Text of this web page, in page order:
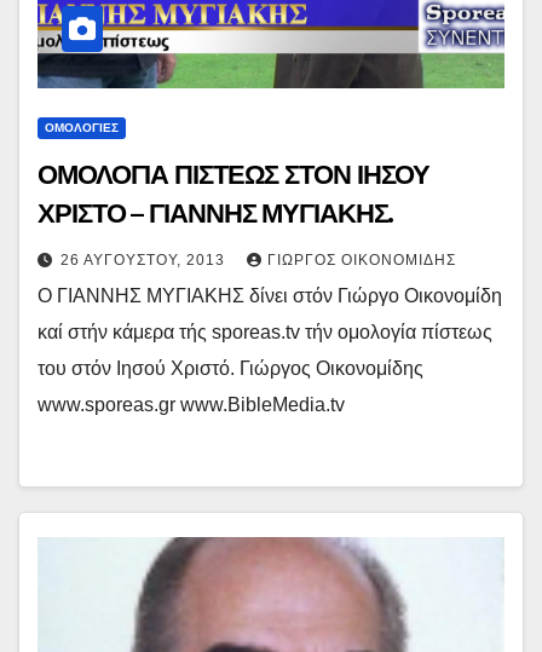
ΟΜΟΛΟΓΙΕΣ
ΟΜΟΛΟΓΙΑ ΠΙΣΤΕΩΣ ΣΤΟΝ ΙΗΣΟΥ
ΧΡΙΣΤΟ – ΓΙΑΝΝΗΣ ΜΥΓΙΑΚΗΣ.
26 ΑΥΓΟΎΣΤΟΥ, 2013 ΓΙΏΡΓΟΣ ΟΙΚΟΝΟΜΊΔΗΣ
O ΓΙΑΝΝΗΣ ΜΥΓΙΑΚΗΣ δίνει στόν Γιώργο Οικονομίδη
καί στήν κάμερα τής sporeas.tv τήν ομολογία πίστεως
του στόν Ιησού Χριστό. Γιώργος Οικονομίδης
www.sporeas.gr www.BibleMedia.tv